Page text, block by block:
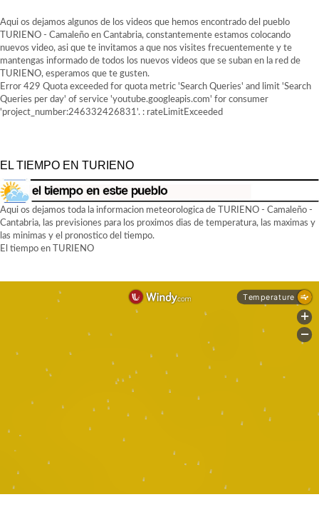
Aqui os dejamos algunos de los videos que hemos encontrado del pueblo
TURIENO - Camaleño en Cantabria, constantemente estamos colocando
nuevos video, asi que te invitamos a que nos visites frecuentemente y te
mantengas informado de todos los nuevos videos que se suban en la red de
TURIENO, esperamos que te gusten.
Error 429 Quota exceeded for quota metric 'Search Queries' and limit 'Search
Queries per day' of service 'youtube.googleapis.com' for consumer
'project_number:246332426831'. : rateLimitExceeded
EL TIEMPO EN TURIENO
Aqui os dejamos toda la informacion meteorologica de TURIENO - Camaleño -
Cantabria, las previsiones para los proximos dias de temperatura, las maximas y
las minimas y el pronostico del tiempo.
El tiempo en TURIENO